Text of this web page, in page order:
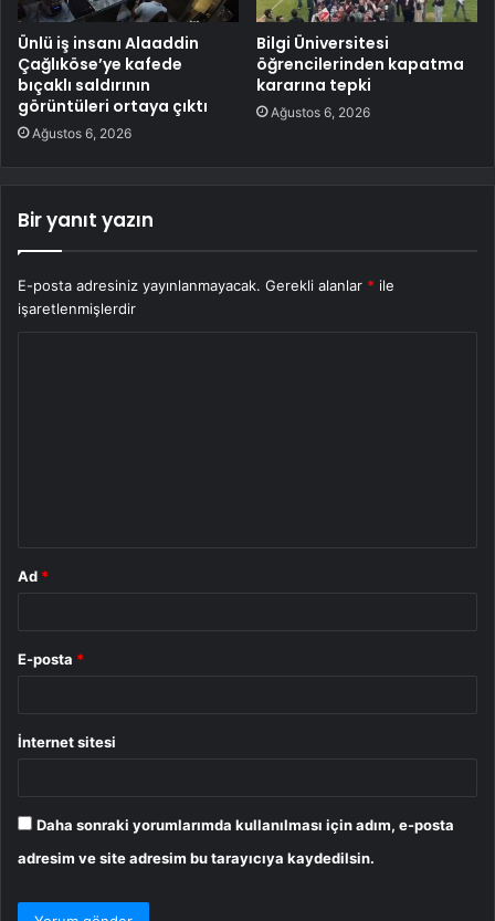
Ünlü iş insanı Alaaddin
Çağlıköse’ye kafede
bıçaklı saldırının
görüntüleri ortaya çıktı
Ağustos 6, 2026
Bilgi Üniversitesi
öğrencilerinden kapatma
kararına tepki
Ağustos 6, 2026
Bir yanıt yazın
E-posta adresiniz yayınlanmayacak. Gerekli alanlar * ile
işaretlenmişlerdir
Ad *
E-posta *
İnternet sitesi
Daha sonraki yorumlarımda kullanılması için adım, e-posta
adresim ve site adresim bu tarayıcıya kaydedilsin.